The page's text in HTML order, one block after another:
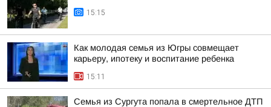
15:15
Как молодая семья из Югры совмещает
карьеру, ипотеку и воспитание ребенка
15:11
Семья из Сургута попала в смертельное ДТП